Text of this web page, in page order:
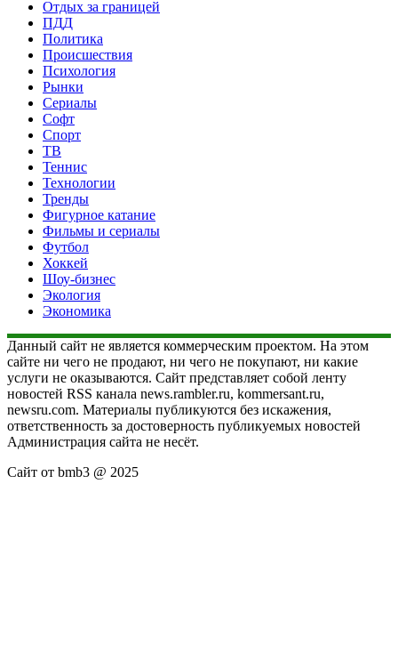
Отдых за границей
ПДД
Политика
Происшествия
Психология
Рынки
Сериалы
Софт
Спорт
ТВ
Теннис
Технологии
Тренды
Фигурное катание
Фильмы и сериалы
Футбол
Хоккей
Шоу-бизнес
Экология
Экономика
Данный сайт не является коммерческим проектом. На этом
сайте ни чего не продают, ни чего не покупают, ни какие
услуги не оказываются. Сайт представляет собой ленту
новостей RSS канала news.rambler.ru, kommersant.ru,
newsru.com. Материалы публикуются без искажения,
ответственность за достоверность публикуемых новостей
Администрация сайта не несёт.
Сайт от bmb3 @ 2025